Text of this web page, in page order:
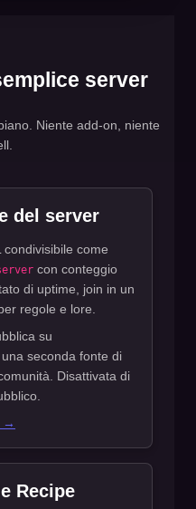
server
Niente add-on, niente
del server
come
con conteggio
di uptime, join in un
regole e lore.
su
seconda fonte di
Disattivata di
→
Recipe